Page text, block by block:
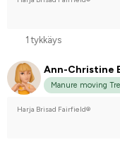
1 tykkäys
Ann-Christine
Manure moving
Harja Brisad Fairfield®